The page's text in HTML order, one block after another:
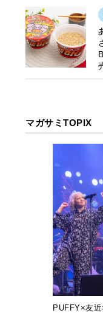
マガサミTOPIX
PUFFY×友